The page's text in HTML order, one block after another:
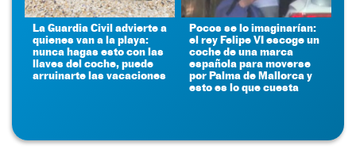
La Guardia Civil advierte a
quienes van a la playa:
nunca hagas esto con las
llaves del coche, puede
arruinarte las vacaciones
Pocos se lo imaginarían:
el rey Felipe VI escoge un
coche de una marca
española para moverse
por Palma de Mallorca y
esto es lo que cuesta